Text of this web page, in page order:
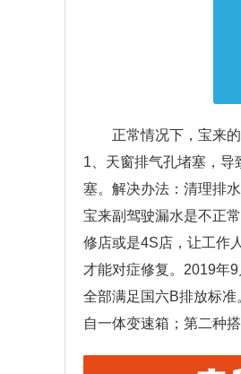
正常情况下，宝来
1、天窗排气孔堵塞，
塞。解决办法：清理排
宝来副驾驶漏水是不正
修店或是4S店，让工作
才能对症修复。2019年
全部满足国六B排放标
自一体变速箱；第二种